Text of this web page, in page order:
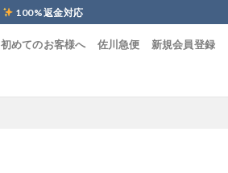
100%返金対応
初めてのお客様へ 佐川急便 新規会員登録